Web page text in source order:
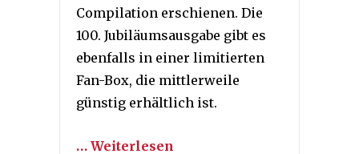
Compilation erschienen. Die
100. Jubiläumsausgabe gibt es
ebenfalls in einer limitierten
Fan-Box, die mittlerweile
günstig erhältlich ist.
… Weiterlesen